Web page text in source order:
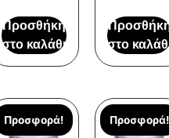
Προσθήκη
στο καλάθι
στο
Προσφορά! Προσφορά!